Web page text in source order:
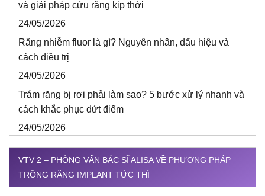
và giải pháp cứu răng kịp thời
24/05/2026
Răng nhiễm fluor là gì? Nguyên nhân, dấu hiệu và
cách điều trị
24/05/2026
Trám răng bị rơi phải làm sao? 5 bước xử lý nhanh và
cách khắc phục dứt điểm
24/05/2026
VTV 2 – PHỎNG VẤN BÁC SĨ ALISA VỀ PHƯƠNG PHÁP
TRỒNG RĂNG IMPLANT TỨC THÌ